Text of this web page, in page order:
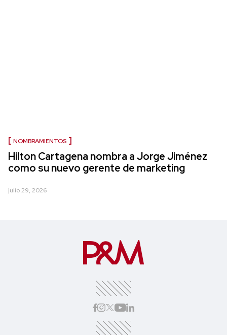
NOMBRAMIENTOS
Hilton Cartagena nombra a Jorge Jiménez
como su nuevo gerente de marketing
julio 29, 2026